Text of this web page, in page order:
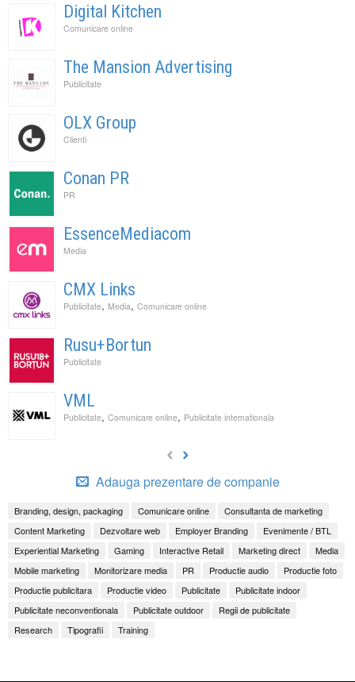
Digital Kitchen
Comunicare online
The Mansion Advertising
Publicitate
OLX Group
Clienti
Conan PR
PR
EssenceMediacom
Media
CMX Links
Publicitate, Media, Comunicare online
Rusu+Bortun
Publicitate
VML
Publicitate, Comunicare online, Publicitate internationala
Adauga prezentare de companie
Branding, design, packaging Comunicare online
Consultanta de marketing
Content Marketing
Dezvoltare web Employer Branding
Evenimente / BTL
Experiential Marketing
Gaming Interactive Retail Marketing direct
Media
Mobile marketing
Monitorizare media PR Productie audio
Productie foto
Productie publicitara
Productie video Publicitate
Publicitate indoor
Publicitate neconventionala
Publicitate outdoor
Regii de publicitate
Research
Tipografii Training